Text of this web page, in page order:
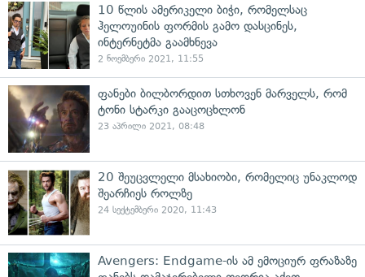
10 წლის ამერიკელი ბიჭი, რომელსაც
ჰელოუინის ფორმის გამო დასცინეს,
ინტერნეტმა გაამხნევა
2 ნოემბერი 2021, 11:55
ფანები ბილბორდით სთხოვენ მარველს, რომ
ტონი სტარკი გააცოცხლონ
23 აპრილი 2021, 08:48
20 შეუცვლელი მსახიობი, რომელიც უნაკლოდ
შეარჩიეს როლზე
24 სექტემბერი 2020, 11:43
Avengers: Endgame-ის ამ ემოციურ ფრაზაზე